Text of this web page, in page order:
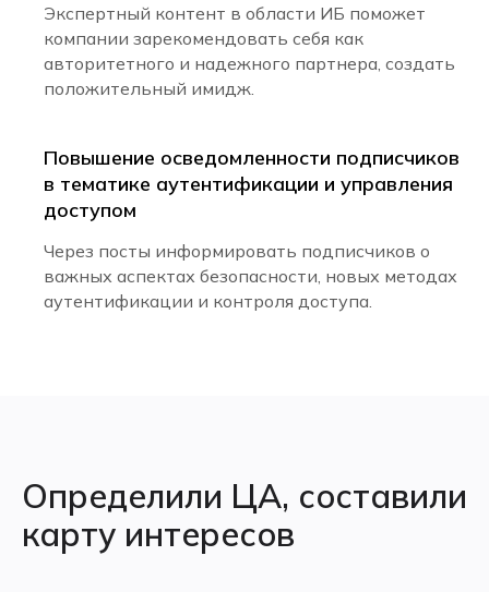
Экспертный контент в области ИБ поможет
компании зарекомендовать себя как
авторитетного и надежного партнера, создать
положительный имидж.
Повышение осведомленности подписчиков
в тематике аутентификации и управления
доступом
Через посты информировать подписчиков о
важных аспектах безопасности, новых методах
аутентификации и контроля доступа.
Определили ЦА, составили
карту интересов